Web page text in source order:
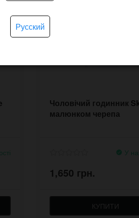
Чоловічий годинник
малюнком черепа
У
1,650 грн.
КУПИТИ
Русский